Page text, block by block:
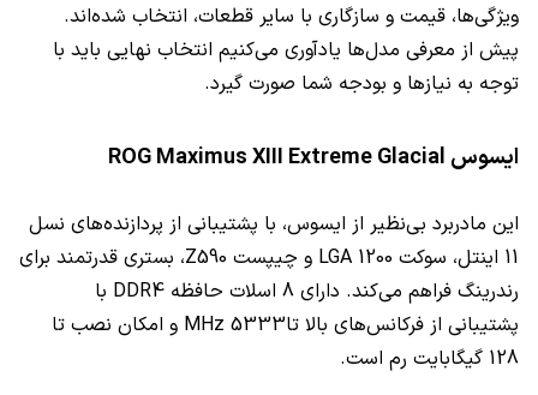
ویژگی‌ها، قیمت و سازگاری با سایر قطعات، انتخاب شده‌اند.
پیش از معرفی مدل‌ها یادآوری می‌کنیم انتخاب نهایی باید با
توجه به نیازها و بودجه شما صورت گیرد.
ایسوس ROG Maximus XIII Extreme Glacial
این مادربرد بی‌نظیر از ایسوس، با پشتیبانی از پردازنده‌های نسل
11 اینتل، سوکت LGA 1200 و چیپست Z590، بستری قدرتمند برای
رندرینگ فراهم می‌کند. دارای 8 اسلات حافظه DDR4 با
پشتیبانی از فرکانس‌های بالا تاMHz 5333 و امکان نصب تا
128 گیگابایت رم است.